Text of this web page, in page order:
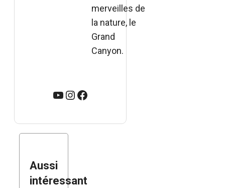
merveilles de
la nature, le
Grand
Canyon.
YouTube
Instagram
Facebook
Aussi
intéressant